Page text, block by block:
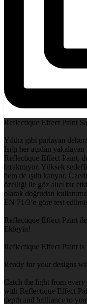
Reflectique Effect Paint
Yıldız gibi parlayan
Işığı her açıdan
Reflectique Effect Paint,
bırakmıyor. Yüksek
hem de ışıltı katıyor.
özelliği ile göz alıcı bir
olarak doğrudan
EN 71/3’e göre test
Reflectique Effect Paint ile
Ekleyin!
Reflectique Effect Paint
Ready for your designs
Catch the light from
with Reflectique Effect
depth and brilliance to